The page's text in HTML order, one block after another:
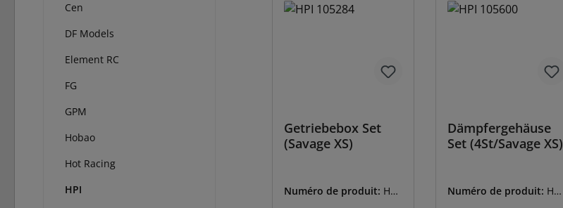
Cen
DF Models
Element RC
FG
GPM
Hobao
Hot Racing
HPI
Getriebebox Set
(Savage XS)
Numéro de produit: HPI
Dämpfergehäuse
Set (4St/Savage XS)
Numéro de produit: HPI